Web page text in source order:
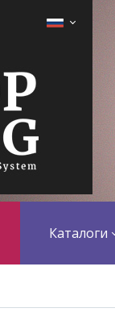
Каталоги